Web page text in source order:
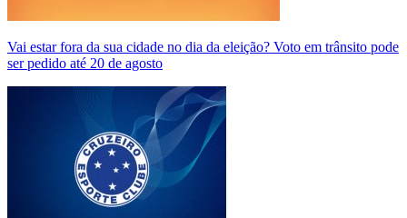
Vai estar fora da sua cidade no dia da eleição? Voto em trânsito pode
ser pedido até 20 de agosto